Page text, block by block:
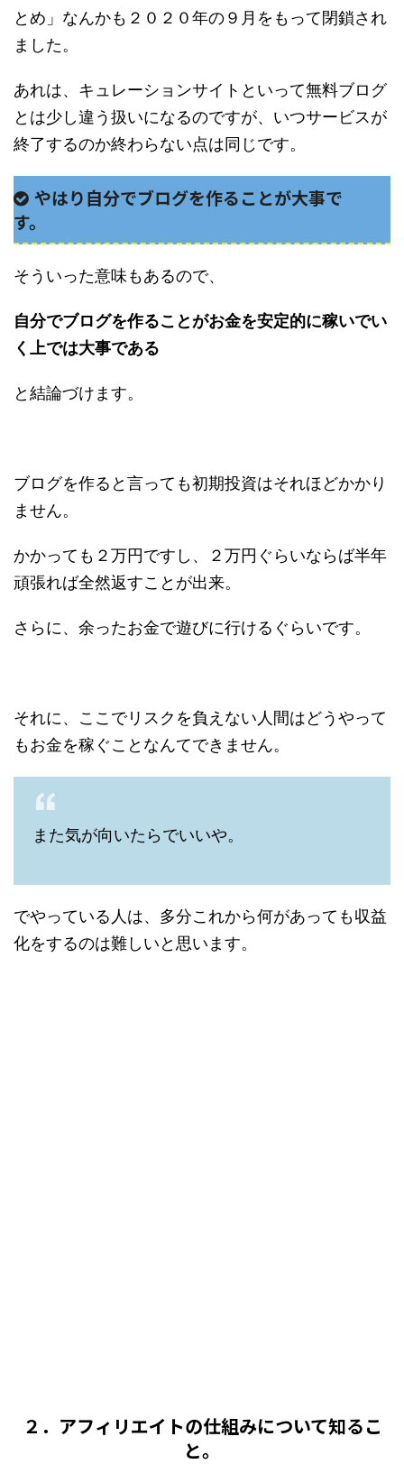
とめ」なんかも２０２０年の９月をもって閉鎖され
ました。
あれは、キュレーションサイトといって無料ブログ
とは少し違う扱いになるのですが、いつサービスが
終了するのか終わらない点は同じです。
やはり自分でブログを作ることが大事で
す。
そういった意味もあるので、
自分でブログを作ることがお金を安定的に稼いでい
く上では大事である
と結論づけます。
ブログを作ると言っても初期投資はそれほどかかり
ません。
かかっても２万円ですし、２万円ぐらいならば半年
頑張れば全然返すことが出来。
さらに、余ったお金で遊びに行けるぐらいです。
それに、ここでリスクを負えない人間はどうやって
もお金を稼ぐことなんてできません。
また気が向いたらでいいや。
でやっている人は、多分これから何があっても収益
化をするのは難しいと思います。
２．アフィリエイトの仕組みについて知るこ
と。